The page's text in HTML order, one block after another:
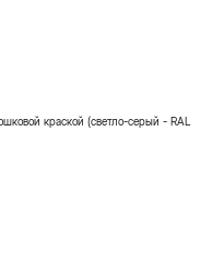
краской (светло-серый - RAL